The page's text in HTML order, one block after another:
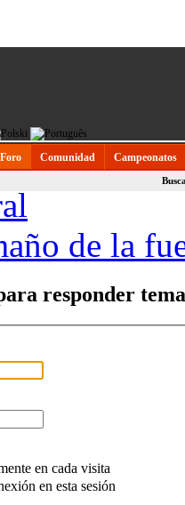
Foro Comunidad Campeonatos
de la
responder
en cada visita
en esta sesión